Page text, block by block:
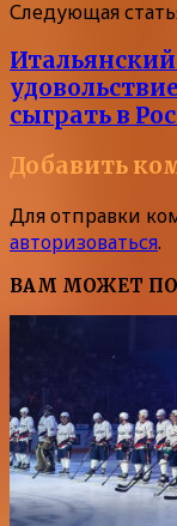
Следующая
сыграть в
Добавить
Для отправки
авторизоваться.
ВАМ МОЖЕТ